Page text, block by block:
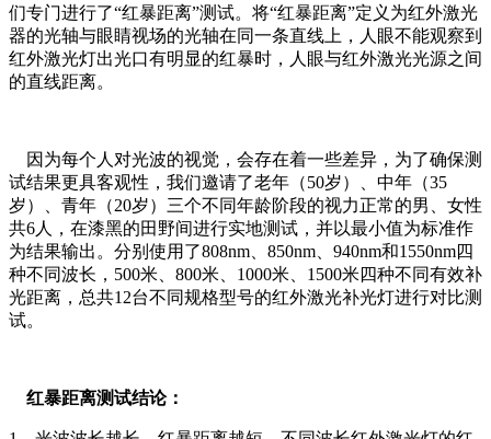
们专门进行了“红暴距离”测试。将“红暴距离”定义为红外激光
器的光轴与眼睛视场的光轴在同一条直线上，人眼不能观察到
红外激光灯出光口有明显的红暴时，人眼与红外激光光源之间
的直线距离。
因为每个人对光波的视觉，会存在着一些差异，为了确保测
试结果更具客观性，我们邀请了老年（50岁）、中年（35
岁）、青年（20岁）三个不同年龄阶段的视力正常的男、女性
共6人，在漆黑的田野间进行实地测试，并以最小值为标准作
为结果输出。分别使用了808nm、850nm、940nm和1550nm四
种不同波长，500米、800米、1000米、1500米四种不同有效补
光距离，总共12台不同规格型号的红外激光补光灯进行对比测
试。
红暴距离测试结论：